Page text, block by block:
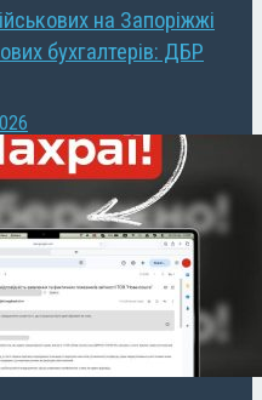
на Запоріжжі
бухгалтерів: ДБР